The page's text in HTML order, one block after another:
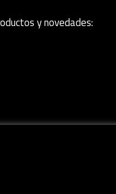
y novedades: